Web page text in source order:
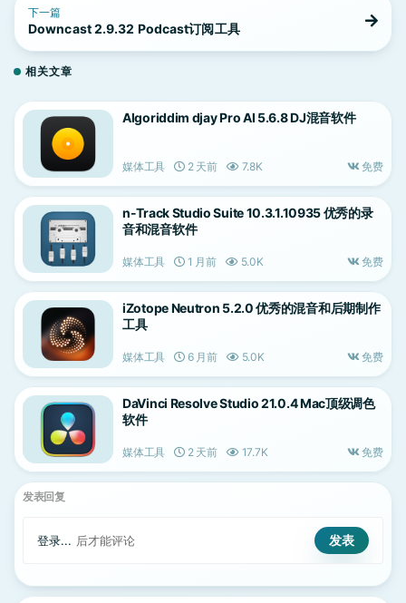
下一篇
Downcast 2.9.32 Podcast订阅工具
相关文章
Algoriddim djay Pro AI 5.6.8 DJ混音软件
媒体工具 2 天前 7.8K 免费
n-Track Studio Suite 10.3.1.10935 优秀的录
音和混音软件
媒体工具 1 月前 5.0K 免费
iZotope Neutron 5.2.0 优秀的混音和后期制作
工具
媒体工具 6 月前 5.0K 免费
DaVinci Resolve Studio 21.0.4 Mac顶级调色
软件
媒体工具 2 天前 17.7K 免费
发表回复
登录... 后才能评论